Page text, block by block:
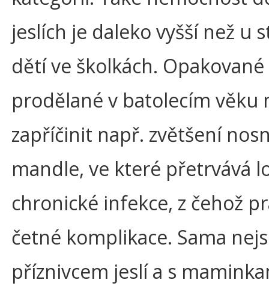
jeslích je daleko vyšší než u
dětí ve školkách.
prodělané v batolecím věku
zapříčinit např. zvětšení
mandle, ve které přetrvává
chronické infekce, z čehož
četné komplikace. Sama
příznivcem jeslí a s